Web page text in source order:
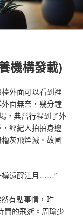
機構發載)
外面可以看到裡
面無奈，幾分鐘
，典當行程到了外
經紀人拍拍身邊
灰飛煙滅。故國
還酹江月……”
有點事情，昨
間的飛逝。周瑜少